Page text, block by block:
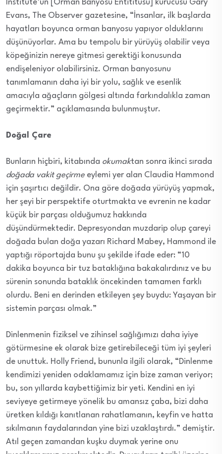
Institute’un [Orman Banyosu Entititüsü] kurucusu Gary
Evans, The Observer gazetesine, “İnsanlar, ilk başlarda
hayatları boyunca orman banyosu yapıyor olduklarını
düşünüyorlar. Ama bu tempolu bir yürüyüş olabilir veya
köpeğinizin nereye gitmesi gerektiği konusunda
endişeleniyor olabilirsiniz. Orman banyosunu
tanımlamanın daha iyi bir yolu, sağlık ve esenlik
amacıyla ağaçların gölgesi altında farkındalıkla zaman
geçirmektir.” açıklamasında bulunmuştur.
Doğal Çare
Bunların hiçbiri, kitabında okumaktan sonra ikinci sırada
doğada vakit geçirme eylemi yer alan Claudia Hammond
için şaşırtıcı değildir. Ona göre doğada yürüyüş yapmak,
her şeyi bir perspektife oturtmakta ve evrenin ne kadar
küçük bir parçası olduğumuz hakkında
düşündürmektedir. Depresyondan muzdarip olup çareyi
doğada bulan doğa yazarı Richard Mabey, Hammond ile
yaptığı röportajda bunu şu şekilde ifade eder: “10
dakika boyunca bir tuz bataklığına bakakalırdınız ve bu
sürenin sonunda bataklık öncekinden tamamen farklı
olurdu. Beni en derinden etkileyen şey buydu: Yaşayan bir
sistemin parçası olmak.”
Dinlenmenin fiziksel ve zihinsel sağlığımızı daha iyiye
götürmesine ek olarak bize getirebileceği tüm iyi şeyleri
de unuttuk. Holly Friend, bununla ilgili olarak, “Dinlenme
kendimizi yeniden odaklamamız için bize zaman veriyor;
bu, son yıllarda kaybettiğimiz bir yeti. Kendini en iyi
seviyeye getirmeye yönelik bu amansız çaba, bizi daha
üretken kıldığı kanıtlanan rahatlamanın, keyfin ve hatta
sıkılmanın faydalarından yine bizi uzaklaştırdı.” demiştir.
Atıl geçen zamandan kuşku duymak yerine onu